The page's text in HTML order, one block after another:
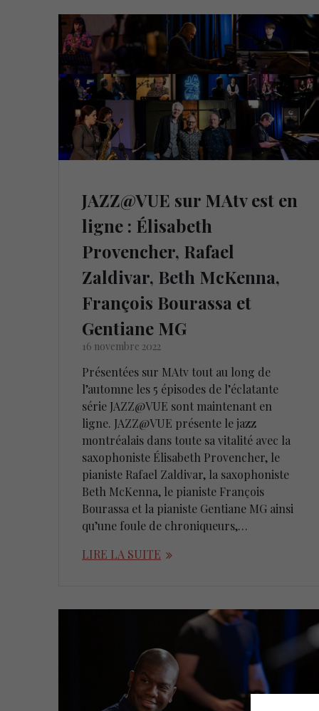
JAZZ@VUE sur MAtv est en
ligne : Élisabeth
Provencher, Rafael
Zaldivar, Beth McKenna,
François Bourassa et
Gentiane MG
16 novembre 2022
Présentées sur MAtv tout au long de
l’automne les 5 épisodes de l’éclatante
série JAZZ@VUE sont maintenant en
ligne. JAZZ@VUE présente le jazz
montréalais dans toute sa vitalité avec la
saxophoniste Élisabeth Provencher, le
pianiste Rafael Zaldivar, la saxophoniste
Beth McKenna, le pianiste François
Bourassa et la pianiste Gentiane MG ainsi
qu’une foule de chroniqueurs,…
LIRE LA SUITE